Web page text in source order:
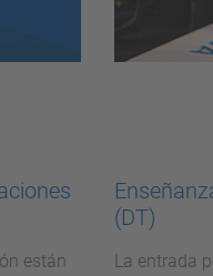
están
(DT)
La entrada